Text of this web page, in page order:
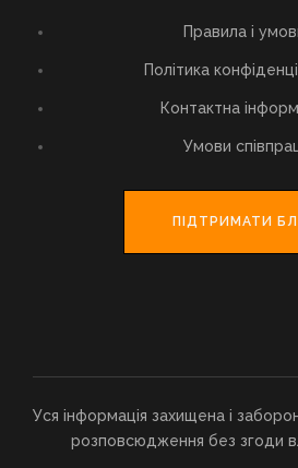
Правила і
Політика
Контактна
Умови
ПІДТРИМАТИ
Уся інформація захищена і
розповсюдження без згоди